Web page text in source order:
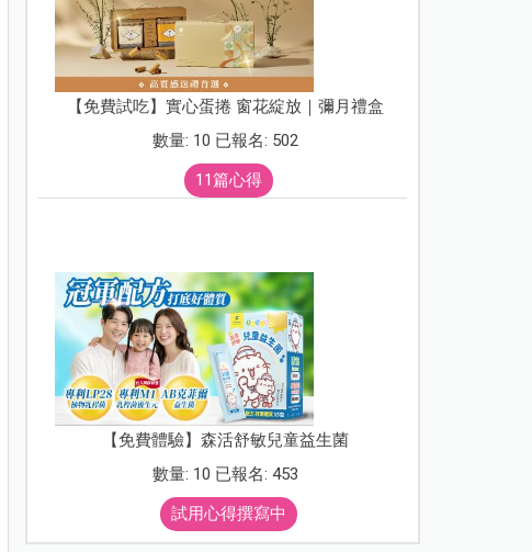
【免費試吃】實心蛋捲 窗花綻放｜彌月禮盒
數量: 10 已報名: 502
11篇心得
【免費體驗】森活舒敏兒童益生菌
數量: 10 已報名: 453
試用心得撰寫中